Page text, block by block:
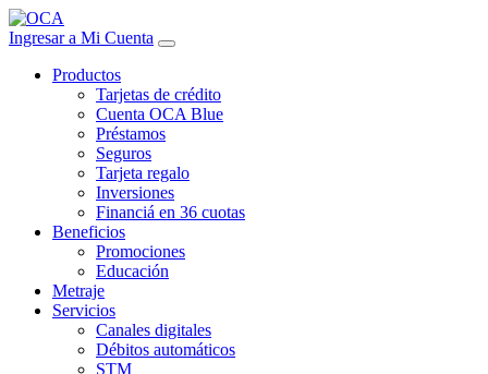
Ingresar a Mi Cuenta
Productos
Tarjetas de crédito
Cuenta OCA Blue
Préstamos
Seguros
Tarjeta regalo
Inversiones
Financiá en 36 cuotas
Beneficios
Promociones
Educación
Metraje
Servicios
Canales digitales
Débitos automáticos
STM